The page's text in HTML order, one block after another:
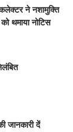
ने नशामुक्ति
थमाया नोटिस
जानकारी दें